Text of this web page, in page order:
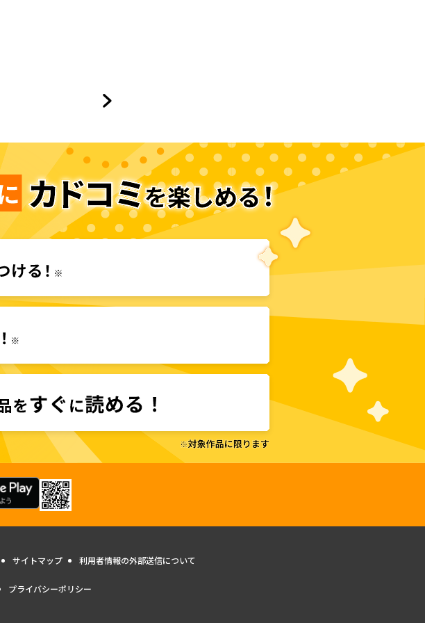
サイトマップ 利用者情報の外部送信について
プライバシーポリシー